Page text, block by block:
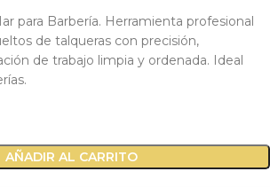
para Barbería. Herramienta profesional
de talqueras con precisión,
de trabajo limpia y ordenada. Ideal
AÑADIR AL CARRITO